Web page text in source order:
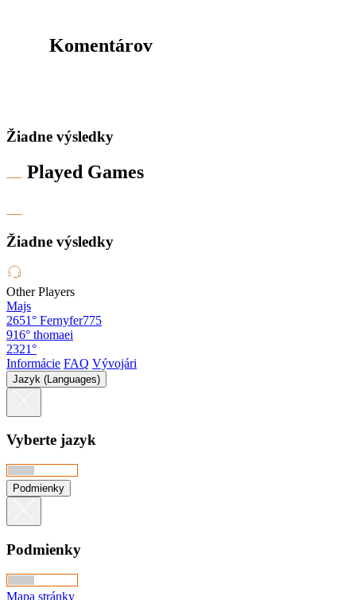
Komentárov
Žiadne výsledky
Played Games
Žiadne výsledky
Other Players
Majs
2651° Fernyfer775
916° thomaei
2321°
Informácie FAQ Vývojári
Jazyk (Languages)
Vyberte jazyk
Podmienky
Podmienky
Mapa stránky